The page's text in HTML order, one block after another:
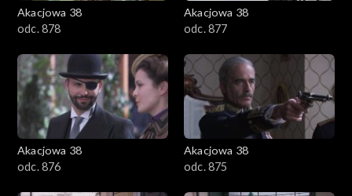
Akacjowa 38
odc. 878
Akacjowa 38
odc. 877
Akacjowa 38
odc. 876
Akacjowa 38
odc. 875